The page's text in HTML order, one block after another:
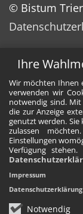
Ihre
Wir möchten Ihnen
verwenden wir
notwendig sind.
die zur Anzeige
genutzt werden. Sie
zulassen
Einstellungen
Verfügung
Notwendig
Impressum
Datenschutzerklärung
© Bistum Trier